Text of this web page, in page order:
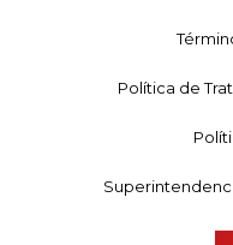
Política de